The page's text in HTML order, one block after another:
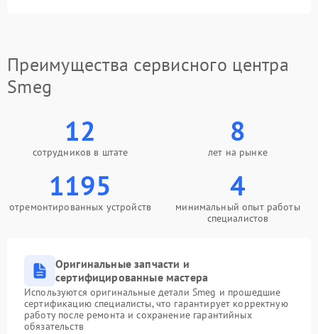
Преимущества сервисного центра
Smeg
12
сотрудников в штате
8
лет на рынке
1195
отремонтированных устройств
4
минимальный опыт работы
специалистов
Оригинальные запчасти и
сертифицированные мастера
Используются оригинальные детали Smeg и прошедшие
сертификацию специалисты, что гарантирует корректную
работу после ремонта и сохранение гарантийных
обязательств